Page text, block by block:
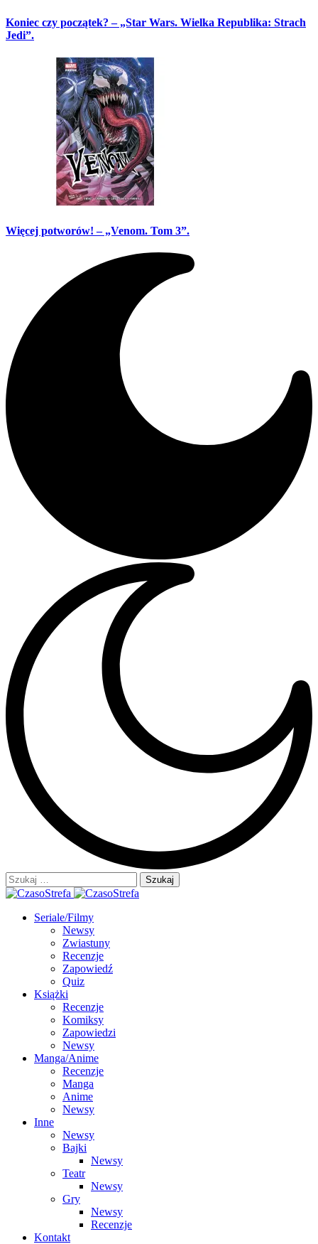
Koniec czy początek? – „Star Wars. Wielka Republika: Strach
Jedi”.
Więcej potworów! – „Venom. Tom 3”.
Szukaj:
Seriale/Filmy
Newsy
Zwiastuny
Recenzje
Zapowiedź
Quiz
Książki
Recenzje
Komiksy
Zapowiedzi
Newsy
Manga/Anime
Recenzje
Manga
Anime
Newsy
Inne
Newsy
Bajki
Newsy
Teatr
Newsy
Gry
Newsy
Recenzje
Kontakt